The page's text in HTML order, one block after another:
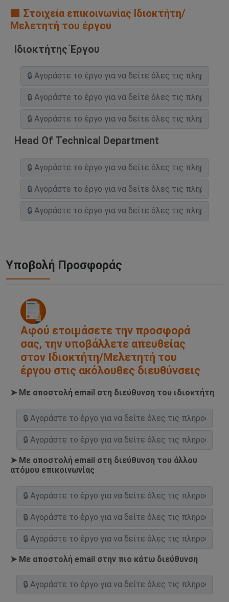
🟧 Στοιχεία επικοινωνίας Ιδιοκτήτη/
Μελετητή του έργου
Ιδιοκτήτης Έργου
Head Of Technical Department
Υποβολή Προσφοράς
Αφού ετοιμάσετε την προσφορά
σας, την υποβάλλετε απευθείας
στον Ιδιοκτήτη/Μελετητή του
έργου στις ακόλουθες διευθύνσεις
➤ Με αποστολή email στη διεύθυνση του ιδιοκτήτη
➤ Με αποστολή email στη διεύθυνση του άλλου
ατόμου επικοινωνίας
➤ Με αποστολή email στην πιο κάτω διεύθυνση